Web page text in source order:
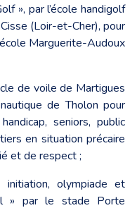
», par l’école handigolf
(Loir-et-Cher), pour
Marguerite-Audoux
de voile de Martigues
de Tholon pour
seniors, public
en situation précaire
et de respect ;
olympiade et
» par le stade Porte